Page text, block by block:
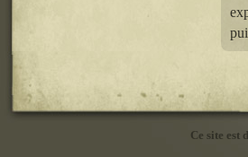
Ce site est